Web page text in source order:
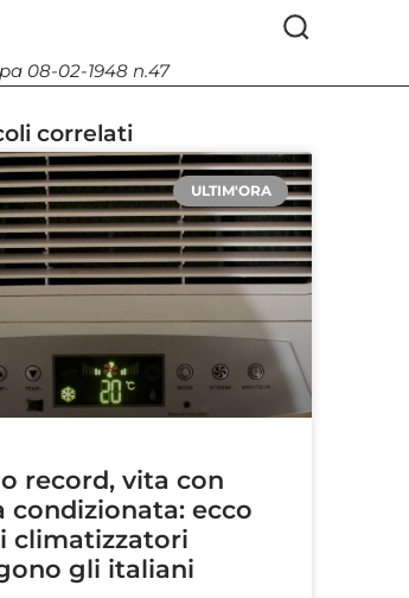
08-02-1948 n.47
correlati
ULTIM'ORA
record, vita con
condizionata: ecco
climatizzatori
gli italiani